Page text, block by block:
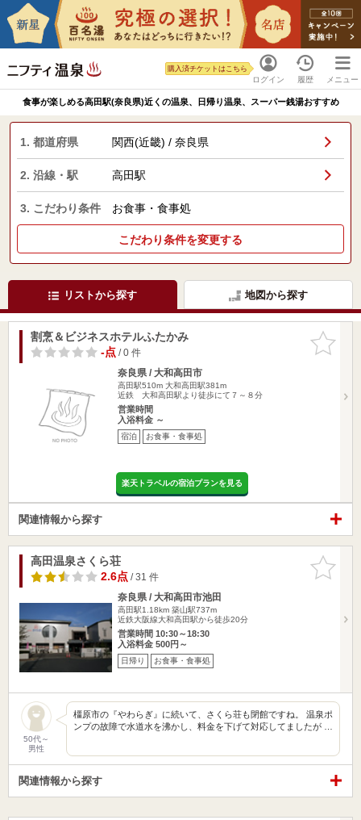
ログイン
購入済チケットはこちら
履歴 メニュー
食事が楽しめる高田駅(奈良県)近くの温泉、日帰り温泉、スーパー銭湯おすすめ
1. 都道府県 関西(近畿) / 奈良県
2. 沿線・駅 高田駅
3. こだわり条件 お食事・食事処
こだわり条件を変更する
リストから探す 地図から探す
お気に入
りに追加
割烹＆ビジネスホテルふたかみ
-点/ 0 件
奈良県 / 大和高田市
高田駅510m 大和高田駅381m
近鉄 大和高田駅より徒歩にて７～８分
営業時間
入浴料金 ～
宿泊 お食事・食事処
楽天トラベルの宿泊プランを見る
関連情報から探す
お気に入
りに追加
高田温泉さくら荘
2.6点/ 31 件
奈良県 / 大和高田市池田
高田駅1.18km 築山駅737m
近鉄大阪線大和高田駅から徒歩20分
営業時間 10:30～18:30
入浴料金 500円～
日帰り お食事・食事処
50代～
男性
橿原市の『やわらぎ』に続いて、さくら荘も閉館ですね。 温泉ポ
ンプの故障で水道水を沸かし、料金を下げて対応してましたが …
関連情報から探す